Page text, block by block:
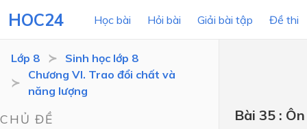
HOC24 Học bài Hỏi bài Giải bài tập Đề thi
LỚP HỌC
Lớp 8
Sinh học lớp 8
Chương VI. Trao đổi chất và
năng lượng
CHỦ ĐỀ Bài 35 :